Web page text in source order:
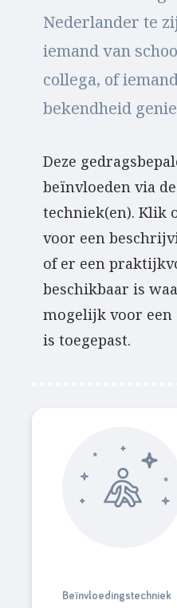
Nederlander te
iemand van
collega, of
bekendheid
Deze
beïnvloeden via
techniek(en). Klik
voor een
of er een
beschikbaar is
mogelijk voor een
is toegepast.
Beïnvloedingstechniek